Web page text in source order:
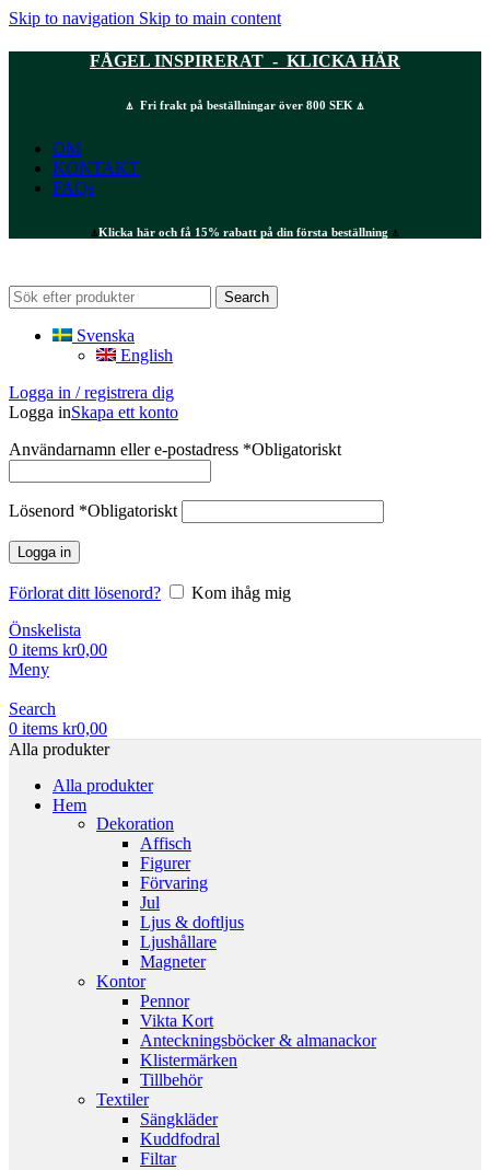
Skip to navigation Skip to main content
FÅGEL INSPIRERAT - KLICKA HÄR
⍋ Fri frakt på beställningar över 800 SEK ⍋
OM
KONTAKT
FAQs
⍋Klicka här och få 15% rabatt på din första beställning ⍋
Search
Svenska
English
Logga in / registrera dig
Logga inSkapa ett konto
Användarnamn eller e-postadress *Obligatoriskt
Lösenord *Obligatoriskt
Logga in
Förlorat ditt lösenord?
Kom ihåg mig
Önskelista
0 items kr0,00
Meny
Search
0 items kr0,00
Alla produkter
Alla produkter
Hem
Dekoration
Affisch
Figurer
Förvaring
Jul
Ljus & doftljus
Ljushållare
Magneter
Kontor
Pennor
Vikta Kort
Anteckningsböcker & almanackor
Klistermärken
Tillbehör
Textiler
Sängkläder
Kuddfodral
Filtar